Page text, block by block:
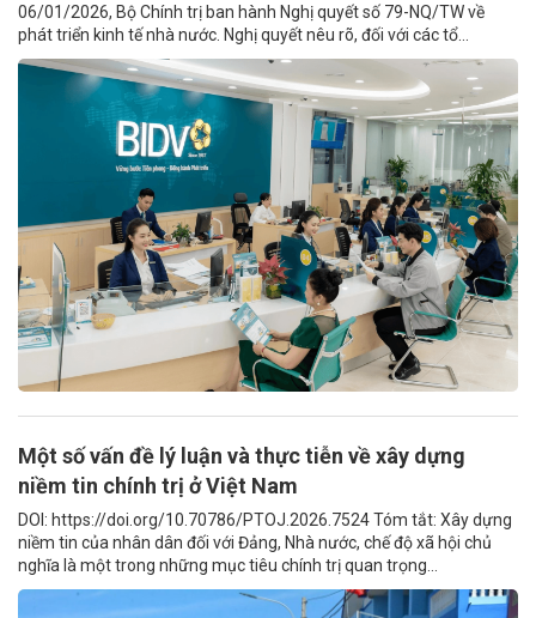
06/01/2026, Bộ Chính trị ban hành Nghị quyết số 79-NQ/TW về
phát triển kinh tế nhà nước. Nghị quyết nêu rõ, đối với các tổ...
Một số vấn đề lý luận và thực tiễn về xây dựng
niềm tin chính trị ở Việt Nam
DOI: https://doi.org/10.70786/PTOJ.2026.7524 Tóm tắt: Xây dựng
niềm tin của nhân dân đối với Đảng, Nhà nước, chế độ xã hội chủ
nghĩa là một trong những mục tiêu chính trị quan trọng...